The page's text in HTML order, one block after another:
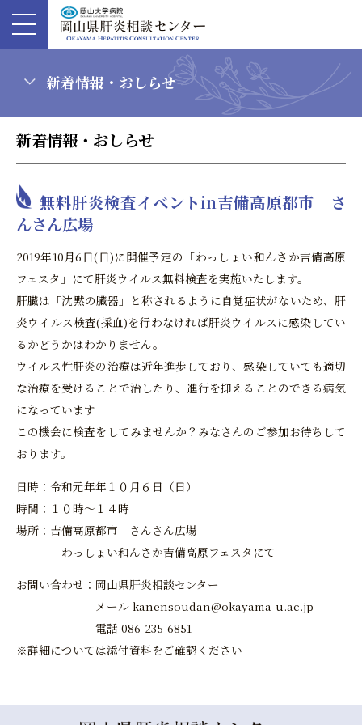
新着情報・おしらせ
新着情報・おしらせ
無料肝炎検査イベントin吉備高原都市 さ
んさん広場
2019年10月6日(日)に開催予定の「わっしょい和んさか吉備高原
フェスタ」にて肝炎ウイルス無料検査を実施いたします。
肝臓は「沈黙の臓器」と称されるように自覚症状がないため、肝
炎ウイルス検査(採血)を行わなければ肝炎ウイルスに感染してい
るかどうかはわかりません。
ウイルス性肝炎の治療は近年進歩しており、感染していても適切
な治療を受けることで治したり、進行を抑えることのできる病気
になっています
この機会に検査をしてみませんか？みなさんのご参加お待ちして
おります。
日時：令和元年年１０月６日（日）
時間：１０時～１４時
場所：吉備高原都市 さんさん広場
わっしょい和んさか吉備高原フェスタにて
お問い合わせ：岡山県肝炎相談センター
メール kanensoudan@okayama-u.ac.jp
電話 086-235-6851
※詳細については添付資料をご確認ください